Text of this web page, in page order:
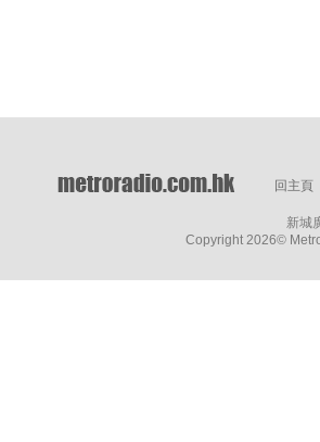
回主頁
新城
Copyright 2026©